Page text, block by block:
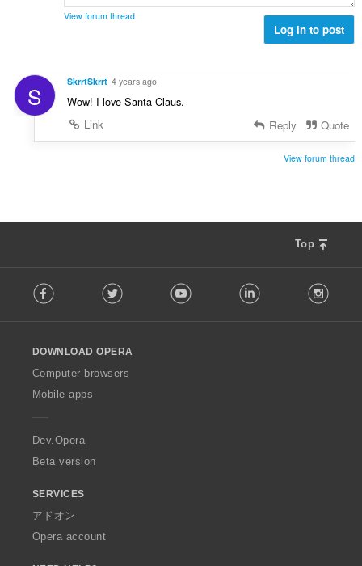
View forum thread
Log in to post
S SkrrtSkrrt 4 years ago
Wow! I love Santa Claus.
Link
Reply Quote
View forum thread
Top
o
w
O
p
a
Facebook Twitter Youtube LinkedIn
DOWNLOAD OPERA
Computer browsers
Mobile apps
Dev.Opera
Beta version
SERVICES
アドオン
Opera account